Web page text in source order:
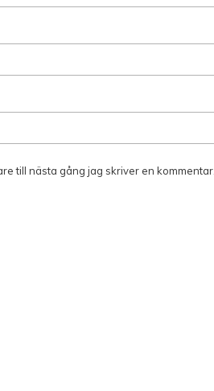
till nästa gång jag skriver en kommentar.